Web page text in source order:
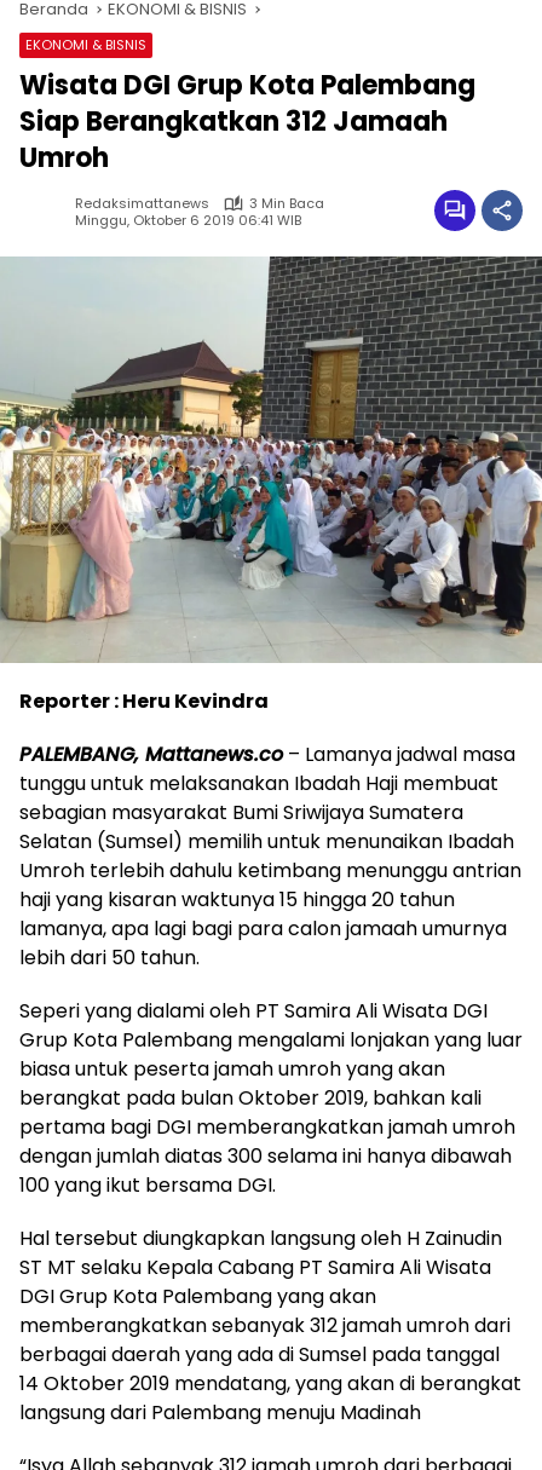
Beranda EKONOMI & BISNIS
EKONOMI & BISNIS
Wisata DGI Grup Kota Palembang
Siap Berangkatkan 312 Jamaah
Umroh
Redaksimattanews
3 Min Baca
Minggu, Oktober 6 2019 06:41 WIB
Reporter : Heru Kevindra
PALEMBANG, Mattanews.co– Lamanya jadwal masa
tunggu untuk melaksanakan Ibadah Haji membuat
sebagian masyarakat Bumi Sriwijaya Sumatera
Selatan (Sumsel) memilih untuk menunaikan Ibadah
Umroh terlebih dahulu ketimbang menunggu antrian
haji yang kisaran waktunya 15 hingga 20 tahun
lamanya, apa lagi bagi para calon jamaah umurnya
lebih dari 50 tahun.
Seperi yang dialami oleh PT Samira Ali Wisata DGI
Grup Kota Palembang mengalami lonjakan yang luar
biasa untuk peserta jamah umroh yang akan
berangkat pada bulan Oktober 2019, bahkan kali
pertama bagi DGI memberangkatkan jamah umroh
dengan jumlah diatas 300 selama ini hanya dibawah
100 yang ikut bersama DGI.
Hal tersebut diungkapkan langsung oleh H Zainudin
ST MT selaku Kepala Cabang PT Samira Ali Wisata
DGI Grup Kota Palembang yang akan
memberangkatkan sebanyak 312 jamah umroh dari
berbagai daerah yang ada di Sumsel pada tanggal
14 Oktober 2019 mendatang, yang akan di berangkat
langsung dari Palembang menuju Madinah